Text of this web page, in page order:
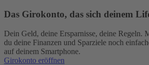
Das Girokonto, das sich deinem
Dein Geld, deine Ersparnisse, deine Regeln.
du deine Finanzen und Sparziele noch
auf deinem Smartphone.
Girokonto eröffnen